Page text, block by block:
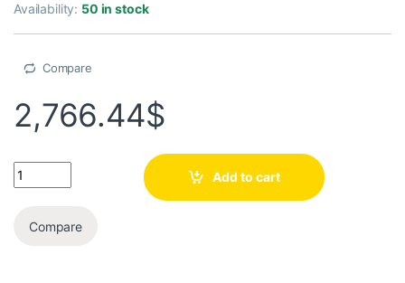
Availability: 50 in stock
Compare
2,766.44$
Add to cart
Compare